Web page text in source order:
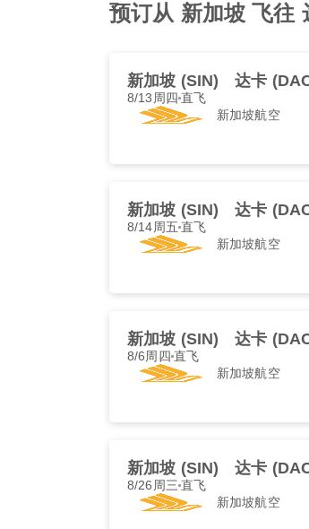
预订从 新加坡 飞往
新加坡 (SIN) 达卡
8/13周四 直飞
新加坡航空
新加坡 (SIN) 达卡
8/14周五 直飞
新加坡航空
新加坡 (SIN) 达卡
8/6周四 直飞
新加坡航空
新加坡 (SIN) 达卡
8/26周三 直飞
新加坡航空